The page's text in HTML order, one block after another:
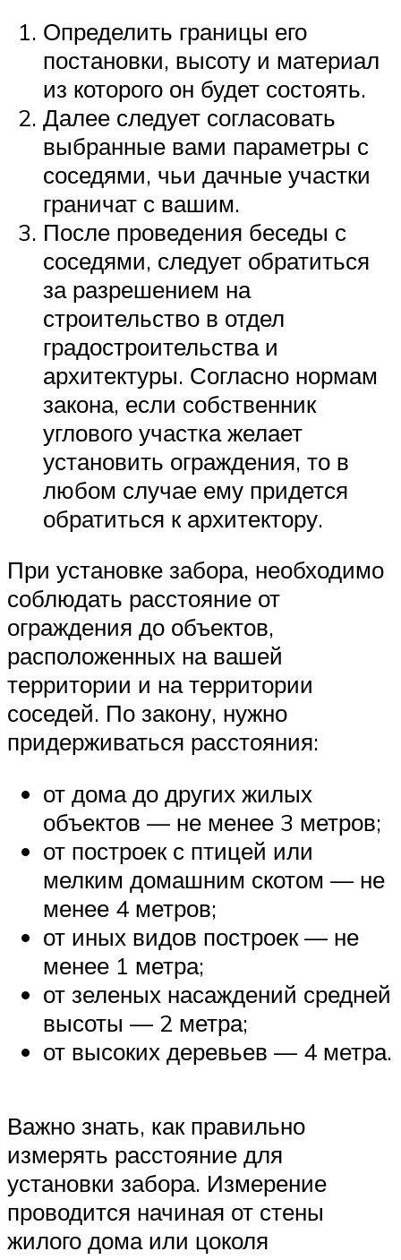
Определить границы его
постановки, высоту и материал
из которого он будет состоять.
Далее следует согласовать
выбранные вами параметры с
соседями, чьи дачные участки
граничат с вашим.
После проведения беседы с
соседями, следует обратиться
за разрешением на
строительство в отдел
градостроительства и
архитектуры. Согласно нормам
закона, если собственник
углового участка желает
установить ограждения, то в
любом случае ему придется
обратиться к архитектору.
При установке забора, необходимо
соблюдать расстояние от
ограждения до объектов,
расположенных на вашей
территории и на территории
соседей. По закону, нужно
придерживаться расстояния:
от дома до других жилых
объектов — не менее 3 метров;
от построек с птицей или
мелким домашним скотом — не
менее 4 метров;
от иных видов построек — не
менее 1 метра;
от зеленых насаждений средней
высоты — 2 метра;
от высоких деревьев — 4 метра.
Важно знать, как правильно
измерять расстояние для
установки забора. Измерение
проводится начиная от стены
жилого дома или цоколя